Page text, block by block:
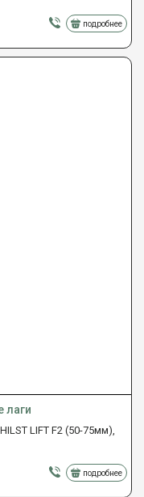
подробнее
лаги
LIFT F2 (50-75мм),
подробнее